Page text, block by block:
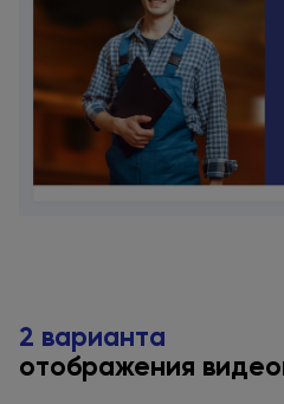
2 варианта
отображения